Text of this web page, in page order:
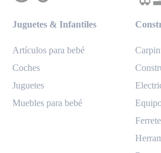
Juguetes & Infantiles
Artículos para bebé
Coches
Juguetes
Muebles para bebé